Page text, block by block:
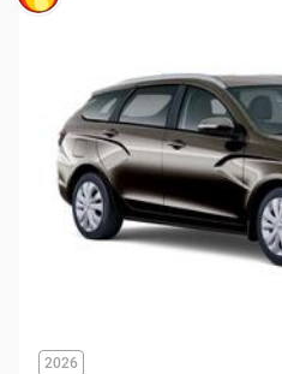
2026